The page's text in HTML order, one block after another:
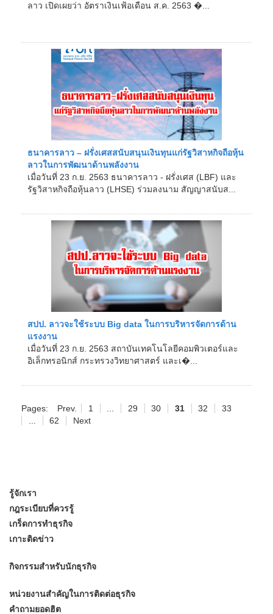
ลาว เปิดเผยว่า อัตราเงินเฟ้อเดือน ส.ค. 2563 �...
ธนาคารลาว – ฝรั่งเศสสนับสนุนเงินทุนแก่รัฐวิสาหกิจถือหุ้น
ลาวในการพัฒนาด้านพลังงาน
เมื่อวันที่ 23 ก.ย. 2563 ธนาคารลาว - ฝรั่งเศส (LBF) และ
รัฐวิสาหกิจถือหุ้นลาว (LHSE) ร่วมลงนาม สัญญาสนับส...
สปป. ลาวจะใช้ระบบ Big data ในการบริหารจัดการด้าน
แรงงาน
เมื่อวันที่ 23 ก.ย. 2563 สถาบันเทคโนโลยีคอมพิวเตอร์และ
อิเล็กทรอนิกส์ กระทรวงวิทยาศาสตร์ และเ�...
Pages: Prev. 1 29 30 31 32
33
62 Next
รู้จักเรา
กฎระเบียบที่ควรรู้
เกร็ดการทำธุรกิจ
เกาะติดข่าว
กิจกรรมสำหรับนักธุรกิจ
หน่วยงานสำคัญในการติดต่อธุรกิจ
คำถามยอดฮิต